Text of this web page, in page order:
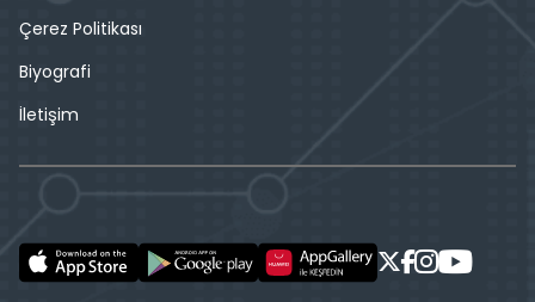
Çerez Politikası
Biyografi
İletişim